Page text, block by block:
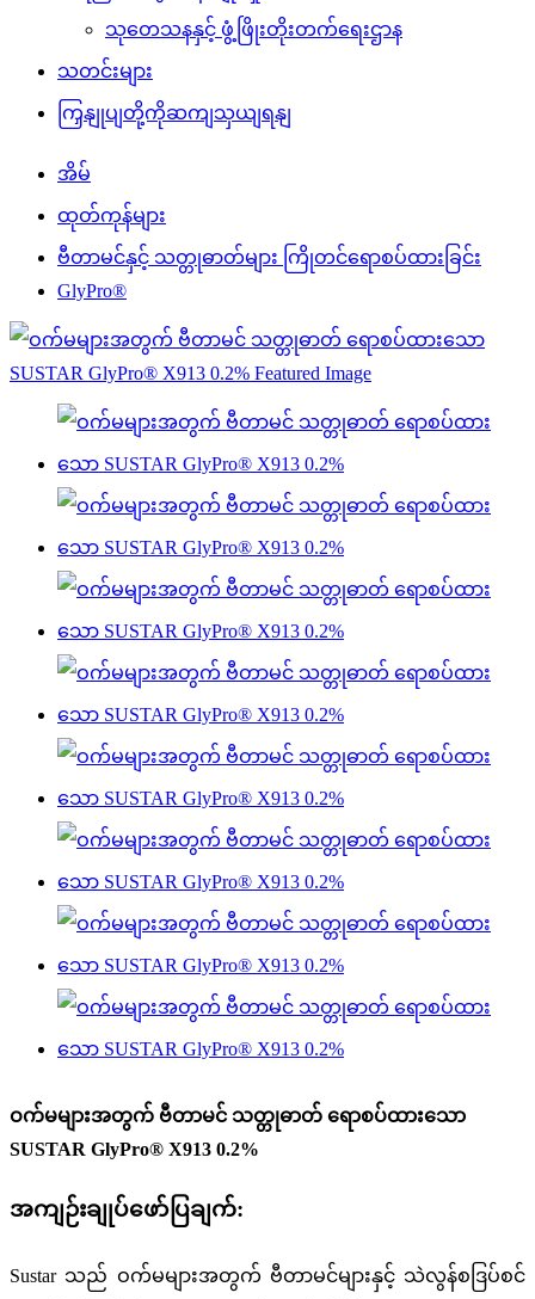
သုတေသနနှင့် ဖွံ့ဖြိုးတိုးတက်ရေးဌာန
သတင်းများ
ကြှနျုပျတို့ကိုဆကျသှယျရနျ
အိမ်
ထုတ်ကုန်များ
ဗီတာမင်နှင့် သတ္တုဓာတ်များ ကြိုတင်ရောစပ်ထားခြင်း
GlyPro®
ဝက်မများအတွက် ဗီတာမင် သတ္တုဓာတ် ရောစပ်ထားသော
SUSTAR GlyPro® X913 0.2%
အကျဉ်းချုပ်ဖော်ပြချက်:
Sustar သည် ဝက်မများအတွက် ဗီတာမင်များနှင့် သဲလွန်စဒြပ်စင်